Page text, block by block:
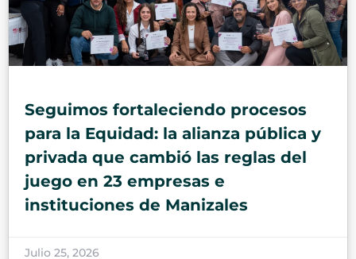
Seguimos fortaleciendo procesos
para la Equidad: la alianza pública y
privada que cambió las reglas del
juego en 23 empresas e
instituciones de Manizales
Julio 25, 2026